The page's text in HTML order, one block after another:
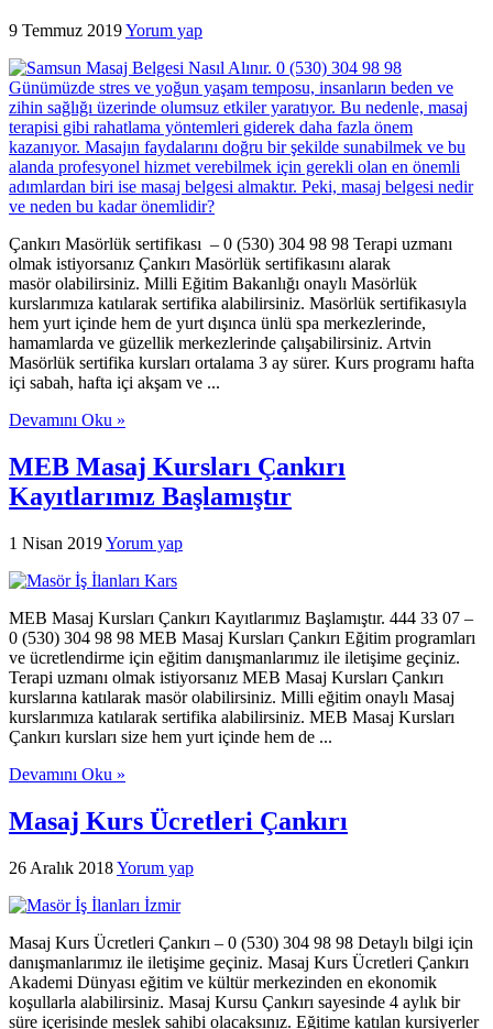
9 Temmuz 2019Yorum yap
Çankırı Masörlük sertifikası – 0 (530) 304 98 98 Terapi uzmanı
olmak istiyorsanız Çankırı Masörlük sertifikasını alarak
masör olabilirsiniz. Milli Eğitim Bakanlığı onaylı Masörlük
kurslarımıza katılarak sertifika alabilirsiniz. Masörlük sertifikasıyla
hem yurt içinde hem de yurt dışınca ünlü spa merkezlerinde,
hamamlarda ve güzellik merkezlerinde çalışabilirsiniz. Artvin
Masörlük sertifika kursları ortalama 3 ay sürer. Kurs programı hafta
içi sabah, hafta içi akşam ve ...
Devamını Oku »
MEB Masaj Kursları Çankırı
Kayıtlarımız Başlamıştır
1 Nisan 2019Yorum yap
MEB Masaj Kursları Çankırı Kayıtlarımız Başlamıştır. 444 33 07 –
0 (530) 304 98 98 MEB Masaj Kursları Çankırı Eğitim programları
ve ücretlendirme için eğitim danışmanlarımız ile iletişime geçiniz.
Terapi uzmanı olmak istiyorsanız MEB Masaj Kursları Çankırı
kurslarına katılarak masör olabilirsiniz. Milli eğitim onaylı Masaj
kurslarımıza katılarak sertifika alabilirsiniz. MEB Masaj Kursları
Çankırı kursları size hem yurt içinde hem de ...
Devamını Oku »
Masaj Kurs Ücretleri Çankırı
26 Aralık 2018Yorum yap
Masaj Kurs Ücretleri Çankırı – 0 (530) 304 98 98 Detaylı bilgi için
danışmanlarımız ile iletişime geçiniz. Masaj Kurs Ücretleri Çankırı
Akademi Dünyası eğitim ve kültür merkezinden en ekonomik
koşullarla alabilirsiniz. Masaj Kursu Çankırı sayesinde 4 aylık bir
süre içerisinde meslek sahibi olacaksınız. Eğitime katılan kursiyerler